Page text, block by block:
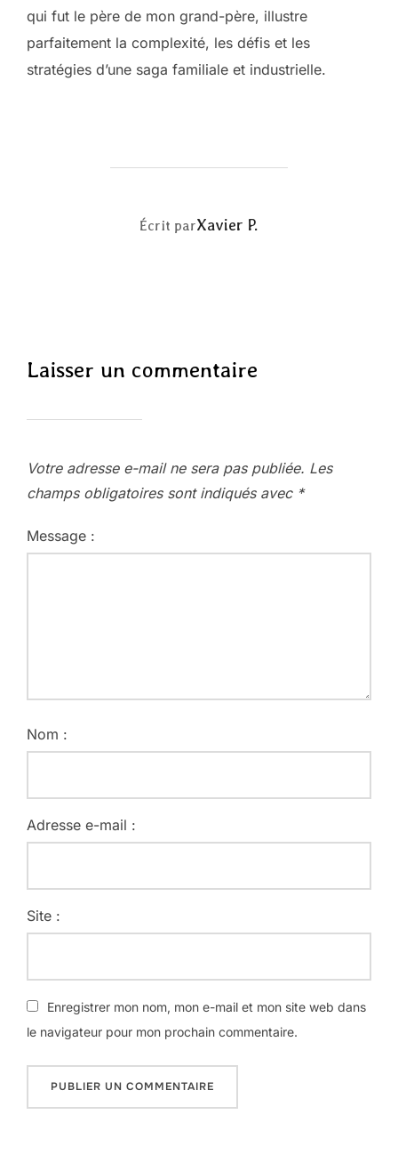
qui fut le père de mon grand-père, illustre
parfaitement la complexité, les défis et les
stratégies d’une saga familiale et industrielle.
AUTEUR DE LA PUBLICATION
Écrit parXavier P.
Laisser un commentaire
Votre adresse e-mail ne sera pas publiée. Les
champs obligatoires sont indiqués avec *
Message :
Nom :
Adresse e-mail :
Site :
Enregistrer mon nom, mon e-mail et mon site web dans
le navigateur pour mon prochain commentaire.